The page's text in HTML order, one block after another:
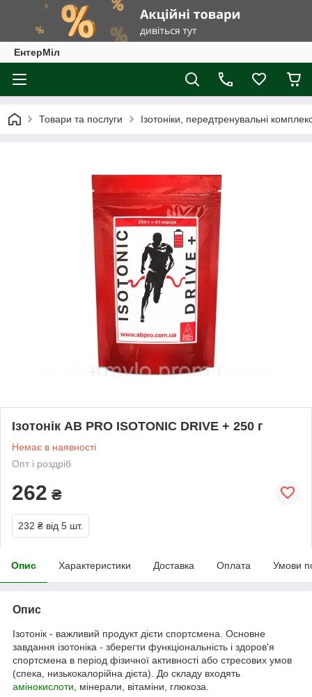
ЕнтерМіл
Товари та послуги Ізотоніки, передтренувальні
Ізотонік AB PRO ISOTONIC DRIVE + 250 г
Немає в наявності
Опт і роздріб
262 ₴
232 ₴ від 5 шт.
Опис Характеристики Доставка Оплата Умови
Опис
Ізотонік - важливий продукт дієти спортсмена. Основне
завдання ізотоніка - зберегти функціональність і здоров'я
спортсмена в період фізичної активності або стресових умов
(спека, низькокалорійна дієта). До складу входять
амінокислоти , мінерали, вітаміни, глюкоза.